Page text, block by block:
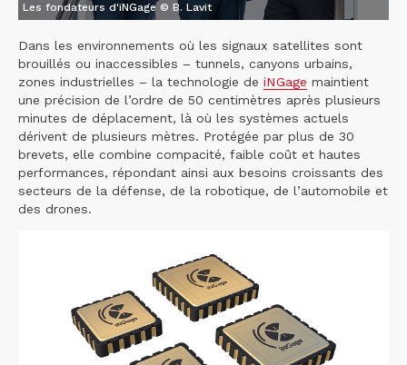
Les fondateurs d'iNGage © B. Lavit
Dans les environnements où les signaux satellites sont
brouillés ou inaccessibles – tunnels, canyons urbains,
zones industrielles – la technologie de iNGage maintient
une précision de l’ordre de 50 centimètres après plusieurs
minutes de déplacement, là où les systèmes actuels
dérivent de plusieurs mètres. Protégée par plus de 30
brevets, elle combine compacité, faible coût et hautes
performances, répondant ainsi aux besoins croissants des
secteurs de la défense, de la robotique, de l’automobile et
des drones.